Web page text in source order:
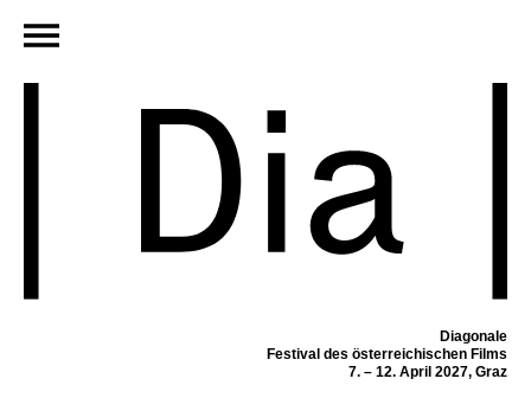
Diagonale
Festival des österreichischen Films
7. – 12. April 2027, Graz